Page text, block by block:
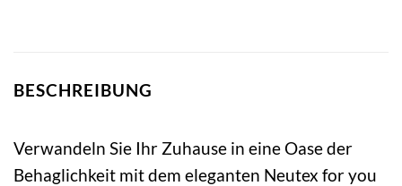
BESCHREIBUNG
Verwandeln Sie Ihr Zuhause in eine Oase der
Behaglichkeit mit dem eleganten Neutex for you